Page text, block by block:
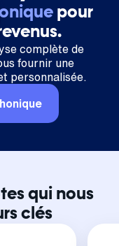
pour
complète de
fournir une
personnalisée.
qui nous
clés